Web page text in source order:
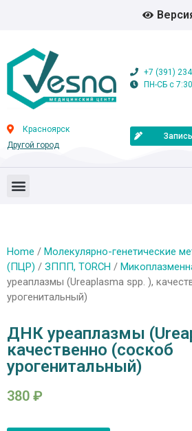
+7 (391)
ПН-СБ с
Красноярск
Другой город
Home / Молекулярно-генетические
(ПЦР) / ЗППП, TORCH /
уреаплазмы (Ureaplasma spp. ),
урогенитальный)
ДНК уреаплазмы
качественно (соскоб
урогенитальный)
380 ₽